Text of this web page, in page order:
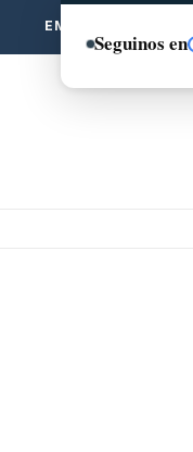
EMPRENDE VERDE
Seguinos en